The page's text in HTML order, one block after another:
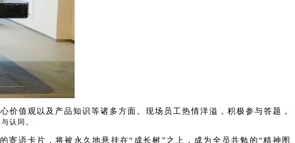
值观以及产品知识等诸多方面。现场员工热情洋溢，积极参与答题，
认同。
语卡片，将被永久地悬挂在“成长树”之上，成为全员共勉的“精神图